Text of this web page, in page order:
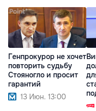
Генпрокурор не хочет
повторить судьбу
Стояногло и просит
гарантий
13 Июн. 13:00